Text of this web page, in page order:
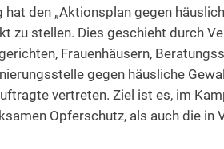
den „Aktionsplan gegen
zu stellen. Dies geschieht durch
Frauenhäusern,
gegen häusliche
vertreten. Ziel ist es, im
Opferschutz, als auch die